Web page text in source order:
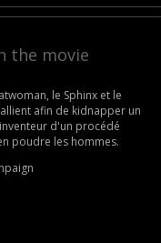
the movie
le Sphinx et le
afin de kidnapper un
d'un procédé
poudre les hommes.